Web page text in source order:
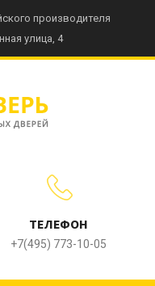
производителя
улица, 4
ТЕЛЕФОН
+7(495) 773-10-05